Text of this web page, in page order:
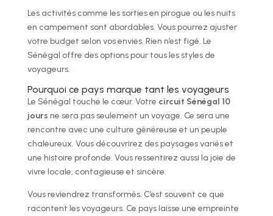
Les activités comme les sorties en pirogue ou les nuits
en campement sont abordables. Vous pourrez ajuster
votre budget selon vos envies. Rien n’est figé. Le
Sénégal offre des options pour tous les styles de
voyageurs.
Pourquoi ce pays marque tant les voyageurs
Le Sénégal touche le cœur. Votre circuit Sénégal 10
jours ne sera pas seulement un voyage. Ce sera une
rencontre avec une culture généreuse et un peuple
chaleureux. Vous découvrirez des paysages variés et
une histoire profonde. Vous ressentirez aussi la joie de
vivre locale, contagieuse et sincère.
Vous reviendrez transformés. C’est souvent ce que
racontent les voyageurs. Ce pays laisse une empreinte